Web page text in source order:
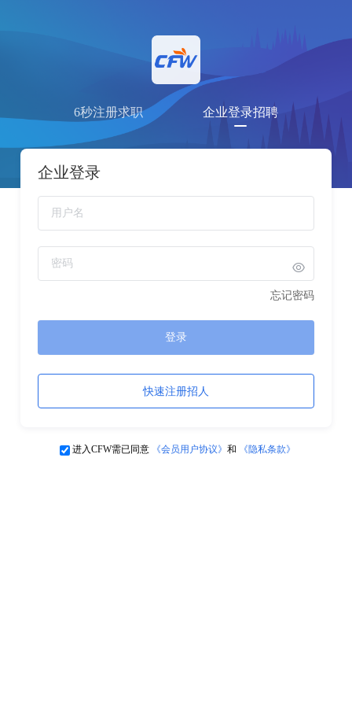
6秒注册求职 企业登录招聘
企业登录
忘记密码
登录
快速注册招人
进入CFW需已同意 《会员用户协议》 和 《隐私条款》